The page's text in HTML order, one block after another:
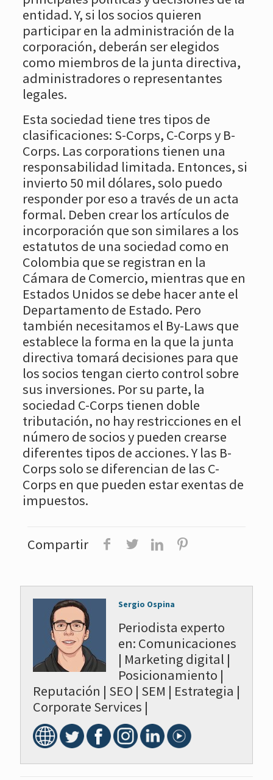
entidad. Y, si los socios quieren
participar en la administración de la
corporación, deberán ser elegidos
como miembros de la junta directiva,
administradores o representantes
legales.
Esta sociedad tiene tres tipos de
clasificaciones: S-Corps, C-Corps y B-
Corps. Las corporations tienen una
responsabilidad limitada. Entonces, si
invierto 50 mil dólares, solo puedo
responder por eso a través de un acta
formal. Deben crear los artículos de
incorporación que son similares a los
estatutos de una sociedad como en
Colombia que se registran en la
Cámara de Comercio, mientras que en
Estados Unidos se debe hacer ante el
Departamento de Estado. Pero
también necesitamos el By-Laws que
establece la forma en la que la junta
directiva tomará decisiones para que
los socios tengan cierto control sobre
sus inversiones. Por su parte, la
sociedad C-Corps tienen doble
tributación, no hay restricciones en el
número de socios y pueden crearse
diferentes tipos de acciones. Y las B-
Corps solo se diferencian de las C-
Corps en que pueden estar exentas de
impuestos.
Compartir
Sergio Ospina
Periodista experto
en: Comunicaciones
| Marketing digital |
Posicionamiento |
Reputación | SEO | SEM | Estrategia |
Corporate Services |